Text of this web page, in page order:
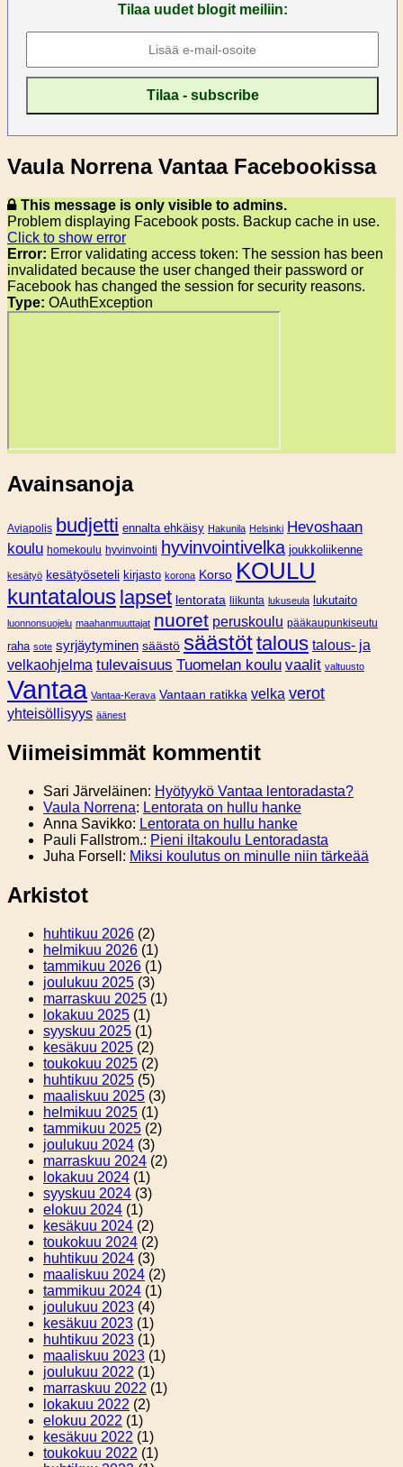
Tilaa uudet blogit meiliin:
Vaula Norrena Vantaa Facebookissa
This message is only visible to admins.
Problem displaying Facebook posts. Backup cache in use.
Click to show error
Error: Error validating access token: The session has been
invalidated because the user changed their password or
Facebook has changed the session for security reasons.
Type: OAuthException
Avainsanoja
Aviapolis budjetti ennalta ehkäisy Hakunila Helsinki Hevoshaan
koulu homekoulu hyvinvointi hyvinvointivelka joukkoliikenne
kesätyö kesätyöseteli kirjasto korona Korso KOULU
kuntatalous lapset lentorata liikunta lukuseula lukutaito
luonnonsuojelu maahanmuuttajat nuoret peruskoulu pääkaupunkiseutu
raha sote syrjäytyminen säästö säästöttalous talous- ja
velkaohjelma tulevaisuus Tuomelan koulu vaalit valtuusto
Vantaa Vantaa-Kerava Vantaan ratikka velka verot
yhteisöllisyys äänest
Viimeisimmät kommentit
Sari Järveläinen: Hyötyykö Vantaa lentoradasta?
Vaula Norrena: Lentorata on hullu hanke
Anna Savikko: Lentorata on hullu hanke
Pauli Fallstrom.: Pieni iltakoulu Lentoradasta
Juha Forsell : Miksi koulutus on minulle niin tärkeää
Arkistot
huhtikuu 2026 (2)
helmikuu 2026 (1)
tammikuu 2026 (1)
joulukuu 2025 (3)
marraskuu 2025 (1)
lokakuu 2025 (1)
syyskuu 2025 (1)
kesäkuu 2025 (2)
toukokuu 2025 (2)
huhtikuu 2025 (5)
maaliskuu 2025 (3)
helmikuu 2025 (1)
tammikuu 2025 (2)
joulukuu 2024 (3)
marraskuu 2024 (2)
lokakuu 2024 (1)
syyskuu 2024 (3)
elokuu 2024 (1)
kesäkuu 2024 (2)
toukokuu 2024 (2)
huhtikuu 2024 (3)
maaliskuu 2024 (2)
tammikuu 2024 (1)
joulukuu 2023 (4)
kesäkuu 2023 (1)
huhtikuu 2023 (1)
maaliskuu 2023 (1)
joulukuu 2022 (1)
marraskuu 2022 (1)
lokakuu 2022 (2)
elokuu 2022 (1)
kesäkuu 2022 (1)
toukokuu 2022 (1)